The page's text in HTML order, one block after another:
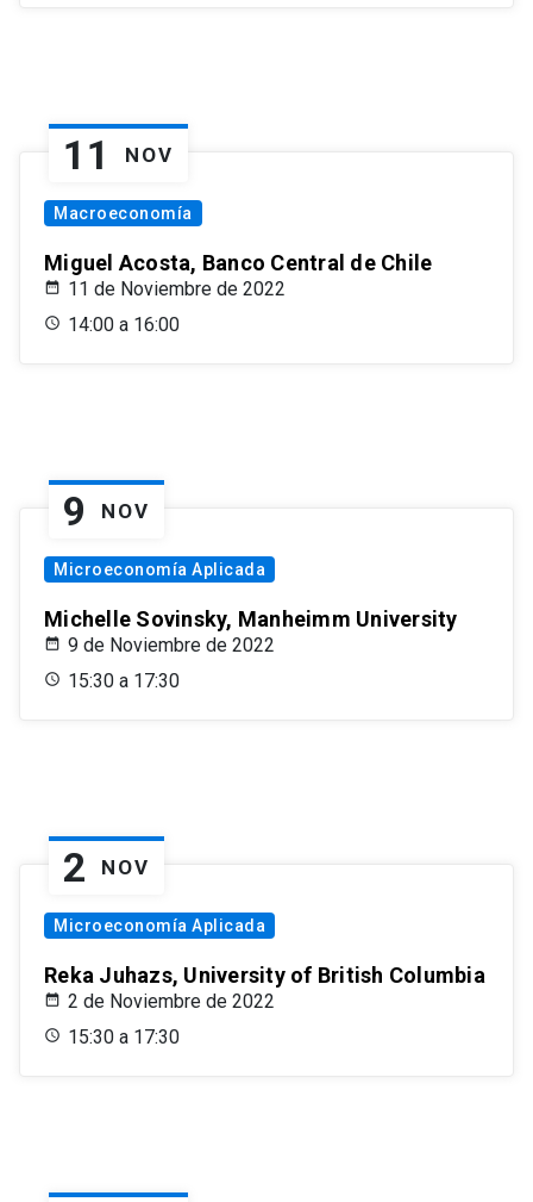
11 NOV
Macroeconomía
Miguel Acosta, Banco Central de Chile
11 de Noviembre de 2022
14:00 a 16:00
9 NOV
Microeconomía Aplicada
Michelle Sovinsky, Manheimm University
9 de Noviembre de 2022
15:30 a 17:30
2 NOV
Microeconomía Aplicada
Reka Juhazs, University of British Columbia
2 de Noviembre de 2022
15:30 a 17:30